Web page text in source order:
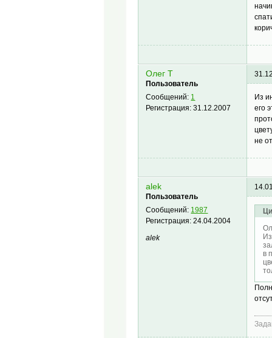
Олег Т
Пользователь
Сообщений: 1
Регистрация:31.12.2007
Из
его
не
alek
Пользователь
Сообщений: 1987
Регистрация:24.04.2004
alek
в